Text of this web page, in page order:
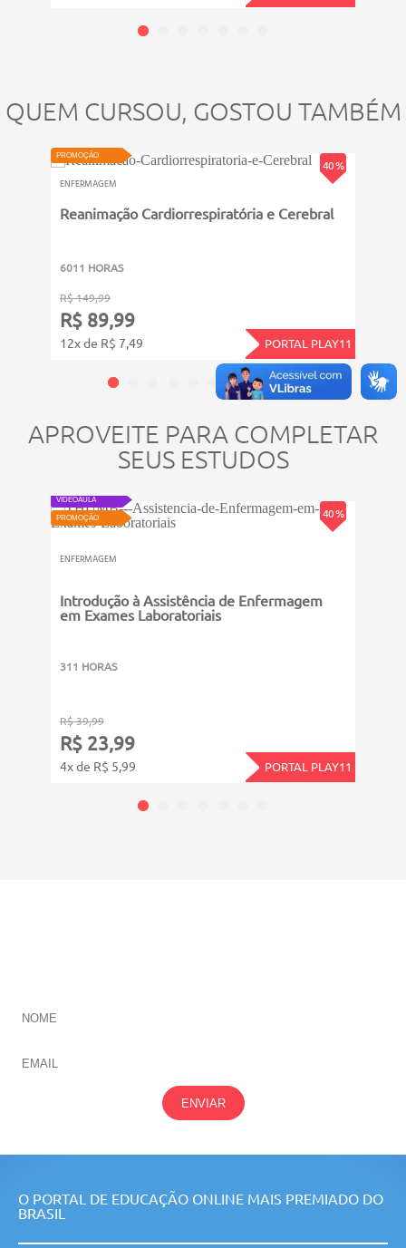
QUEM CURSOU, GOSTOU TAMBÉM
40 %
PROMOÇÃO
ENFERMAGEM
Reanimação Cardiorrespiratória e Cerebral
6011 HORAS
R$ 149,99
R$ 89,99
12x de R$ 7,49 PORTAL PLAY11
APROVEITE PARA COMPLETAR
SEUS ESTUDOS
40 %
VIDEOAULA
PROMOÇÃO
ENFERMAGEM
Introdução à Assistência de Enfermagem
em Exames Laboratoriais
311 HORAS
R$ 39,99
R$ 23,99
4x de R$ 5,99 PORTAL PLAY11
ENVIAR
O PORTAL DE EDUCAÇÃO ONLINE MAIS PREMIADO DO
BRASIL